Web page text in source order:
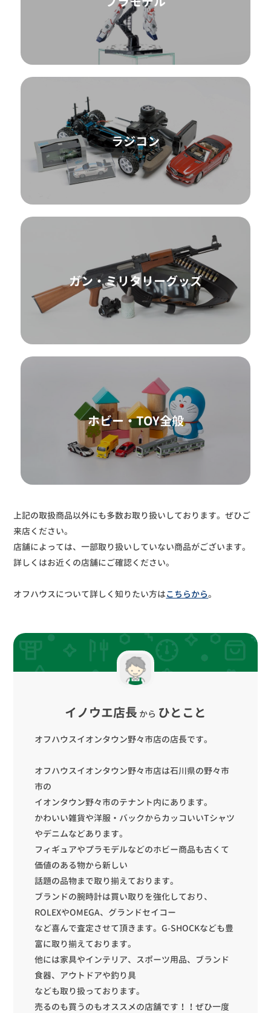
ラジコン
ガン・ミリタリーグッズ
ホビー・TOY全般
上記の取扱商品以外にも多数お取り扱いしております。ぜひご
来店ください。
店舗によっては、一部取り扱いしていない商品がございます。
詳しくはお近くの店舗にご確認ください。
オフハウスについて詳しく知りたい方はこちらから。
イノウエ店長 から ひとこと
オフハウスイオンタウン野々市店の店長です。
オフハウスイオンタウン野々市店は石川県の野々市
市の
イオンタウン野々市のテナント内にあります。
かわいい雑貨や洋服・バックからカッコいいTシャツ
やデニムなどあります。
フィギュアやプラモデルなどのホビー商品も古くて
価値のある物から新しい
話題の品物まで取り揃えております。
ブランドの腕時計は買い取りを強化しており、
ROLEXやOMEGA、グランドセイコー
など喜んで査定させて頂きます。G-SHOCKなども豊
富に取り揃えております。
他には家具やインテリア、スポーツ用品、ブランド
食器、アウトドアや釣り具
なども取り扱っております。
売るのも買うのもオススメの店舗です！！ぜひ一度